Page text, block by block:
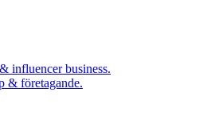
influencer business.
& företagande.